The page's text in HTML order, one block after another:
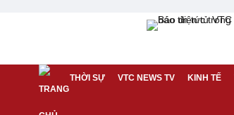
THỜI SỰ VTC NEWS TV KINH TẾ